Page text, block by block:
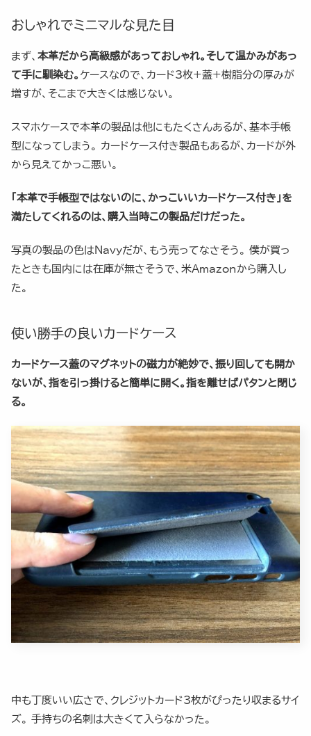
おしゃれでミニマルな見た目
まず、 本革だから高級感があっておしゃれ。そして温かみがあっ
て手に馴染む。 ケースなので、カード3枚+蓋+樹脂分の厚みが
増すが、そこまで大きくは感じない。
スマホケースで本革の製品は他にもたくさんあるが、基本手帳
型になってしまう。 カードケース付き製品もあるが、カードが外
から見えてかっこ悪い。
「本革で手帳型ではないのに、かっこいいカードケース付き」を
満たしてくれるのは、購入当時この製品だけだった。
写真の製品の色はNavyだが、もう売ってなさそう。 僕が買っ
たときも国内には在庫が無さそうで、米Amazonから購入し
た。
使い勝手の良いカードケース
カードケース蓋のマグネットの磁力が絶妙で、振り回しても開か
ないが、指を引っ掛けると簡単に開く。指を離せばパタンと閉じ
る。
中も丁度いい広さで、クレジットカード3枚がぴったり収まるサイ
ズ。 手持ちの名刺は大きくて入らなかった。